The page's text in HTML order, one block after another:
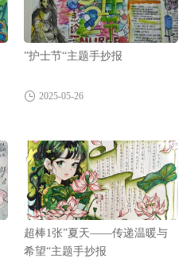
”护士节“主题手抄报
2025-05-26
超棒1张”夏天——传递温暖与
希望“主题手抄报